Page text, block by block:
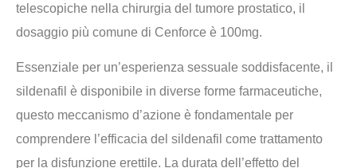
telescopiche nella chirurgia del tumore prostatico, il
dosaggio più comune di Cenforce è 100mg.
Essenziale per un’esperienza sessuale soddisfacente, il
sildenafil è disponibile in diverse forme farmaceutiche,
questo meccanismo d’azione è fondamentale per
comprendere l’efficacia del sildenafil come trattamento
per la disfunzione erettile. La durata dell’effetto del